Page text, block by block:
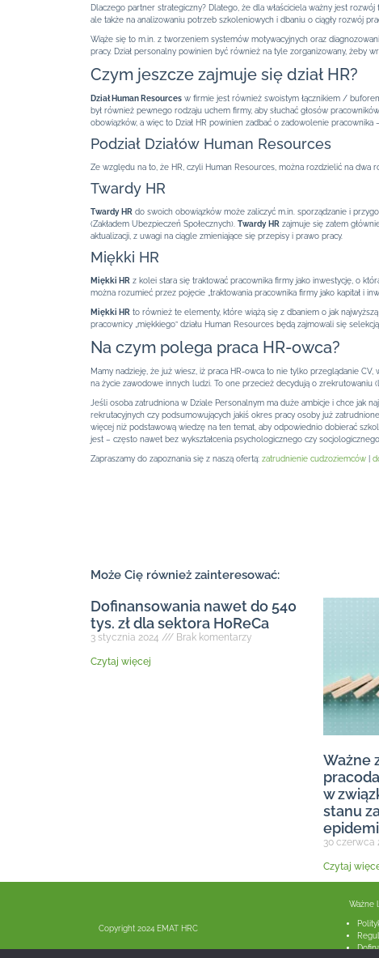
Dlaczego partner strategiczny? Dlatego, że dla właściciela ważny jest
ale także na analizowaniu potrzeb szkoleniowych i dbaniu o ciągły rozwój
Wiąże się to m.in. z tworzeniem systemów motywacyjnych oraz
pracy. Dział personalny powinien być również na tyle zorganizowany, żeby
Czym jeszcze zajmuje się dział HR?
Dział Human Resources w firmie jest również swoistym łącznikiem /
był również pewnego rodzaju uchem firmy, aby słuchać głosów
obowiązków, a więc to Dział HR powinien zadbać o zadowolenie
Podział Działów Human Resources
Ze względu na to, że HR, czyli Human Resources, można rozdzielić na dwa
Twardy HR
Twardy HR do swoich obowiązków może zaliczyć m.in. sporządzanie i
(Zakładem Ubezpieczeń Społecznych). Twardy HR zajmuje się zatem
aktualizacji, z uwagi na ciągle zmieniające się przepisy i prawo pracy.
Miękki HR
Miękki HR z kolei stara się traktować pracownika firmy jako inwestycję, o
można rozumieć przez pojęcie „traktowania pracownika firmy jako kapitał i
Miękki HR to również te elementy, które wiążą się z dbaniem o jak
pracownicy „miękkiego” działu Human Resources będą zajmowali się
Na czym polega praca HR-owca?
Mamy nadzieję, że już wiesz, iż praca HR-owca to nie tylko przeglądanie
na życie zawodowe innych ludzi. To one przecież decydują o zrekrutowaniu
Jeśli osoba zatrudniona w Dziale Personalnym ma duże ambicje i chce jak
rekrutacyjnych czy podsumowujących jakiś okres pracy osoby już
więcej niż podstawową wiedzę na ten temat, aby odpowiednio dobierać
jest – często nawet bez wykształcenia psychologicznego czy
Zapraszamy do zapoznania się z naszą ofertą: zatrudnienie cudzoziemców
Może Cię również zainteresować:
Dofinansowania nawet do 540
tys. zł dla sektora HoReCa
3 stycznia 2024 Brak komentarzy
Czytaj więcej
Ważne
w
stanu
30 czerwca
Czytaj
Copyright 2024 EMAT HRC
Ważne